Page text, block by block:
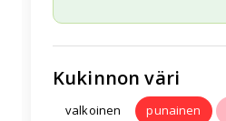
Kukinnon väri
valkoinen punainen